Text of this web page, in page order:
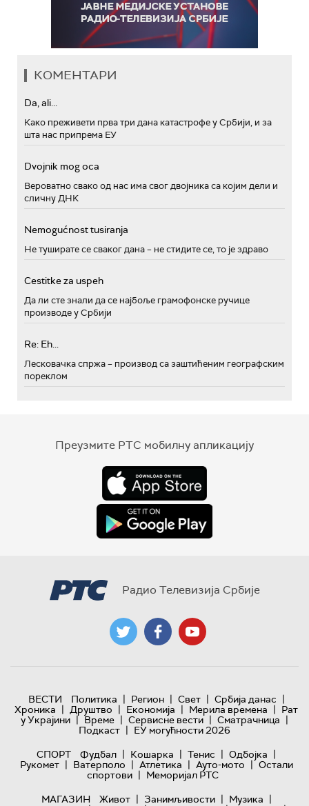
КОМЕНТАРИ
Da, ali...
Како преживети прва три дана катастрофе у Србији, и за
шта нас припрема ЕУ
Dvojnik mog oca
Вероватно свако од нас има свог двојника са којим дели и
сличну ДНК
Nemogućnost tusiranja
Не туширате се сваког дана – не стидите се, то је здраво
Cestitke za uspeh
Да ли сте знали да се најбоље грамофонске ручице
производе у Србији
Re: Eh...
Лесковачка спржа – производ са заштићеним географским
пореклом
Преузмите РТС мобилну апликацију
Радио Телевизија Србије
ВЕСТИ Политика | Регион | Свет | Србија данас |
Хроника | Друштво | Економија | Мерила времена | Рат
у Украјини | Време | Сервисне вести | Сматрачница |
Подкаст | ЕУ могућности 2026
СПОРТ
Фудбал | Кошарка | Тенис | Одбојка |
Рукомет | Ватерполо | Атлетика | Ауто-мото | Остали
спортови | Меморијал РТС
МАГАЗИН
Живот | Занимљивости | Музика |